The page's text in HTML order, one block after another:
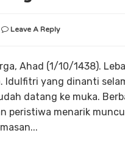
Leave A Reply
Ahad (1/10/1438).
Idulfitri yang dinanti
datang ke muka.
peristiwa menarik